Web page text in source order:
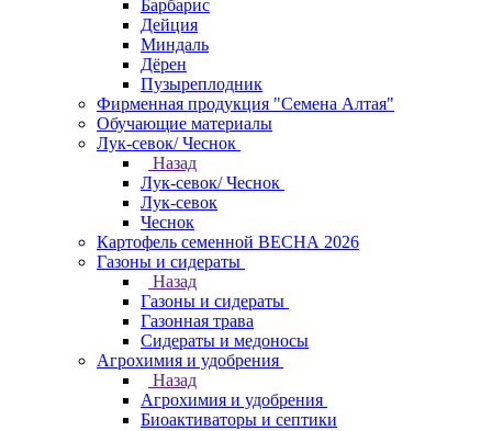
Барбарис
Дейция
Миндаль
Дёрен
Пузыреплодник
Фирменная продукция "Семена Алтая"
Обучающие материалы
Лук-севок/ Чеснок
Назад
Лук-севок/ Чеснок
Лук-севок
Чеснок
Картофель семенной ВЕСНА 2026
Газоны и сидераты
Назад
Газоны и сидераты
Газонная трава
Сидераты и медоносы
Агрохимия и удобрения
Назад
Агрохимия и удобрения
Биоактиваторы и септики